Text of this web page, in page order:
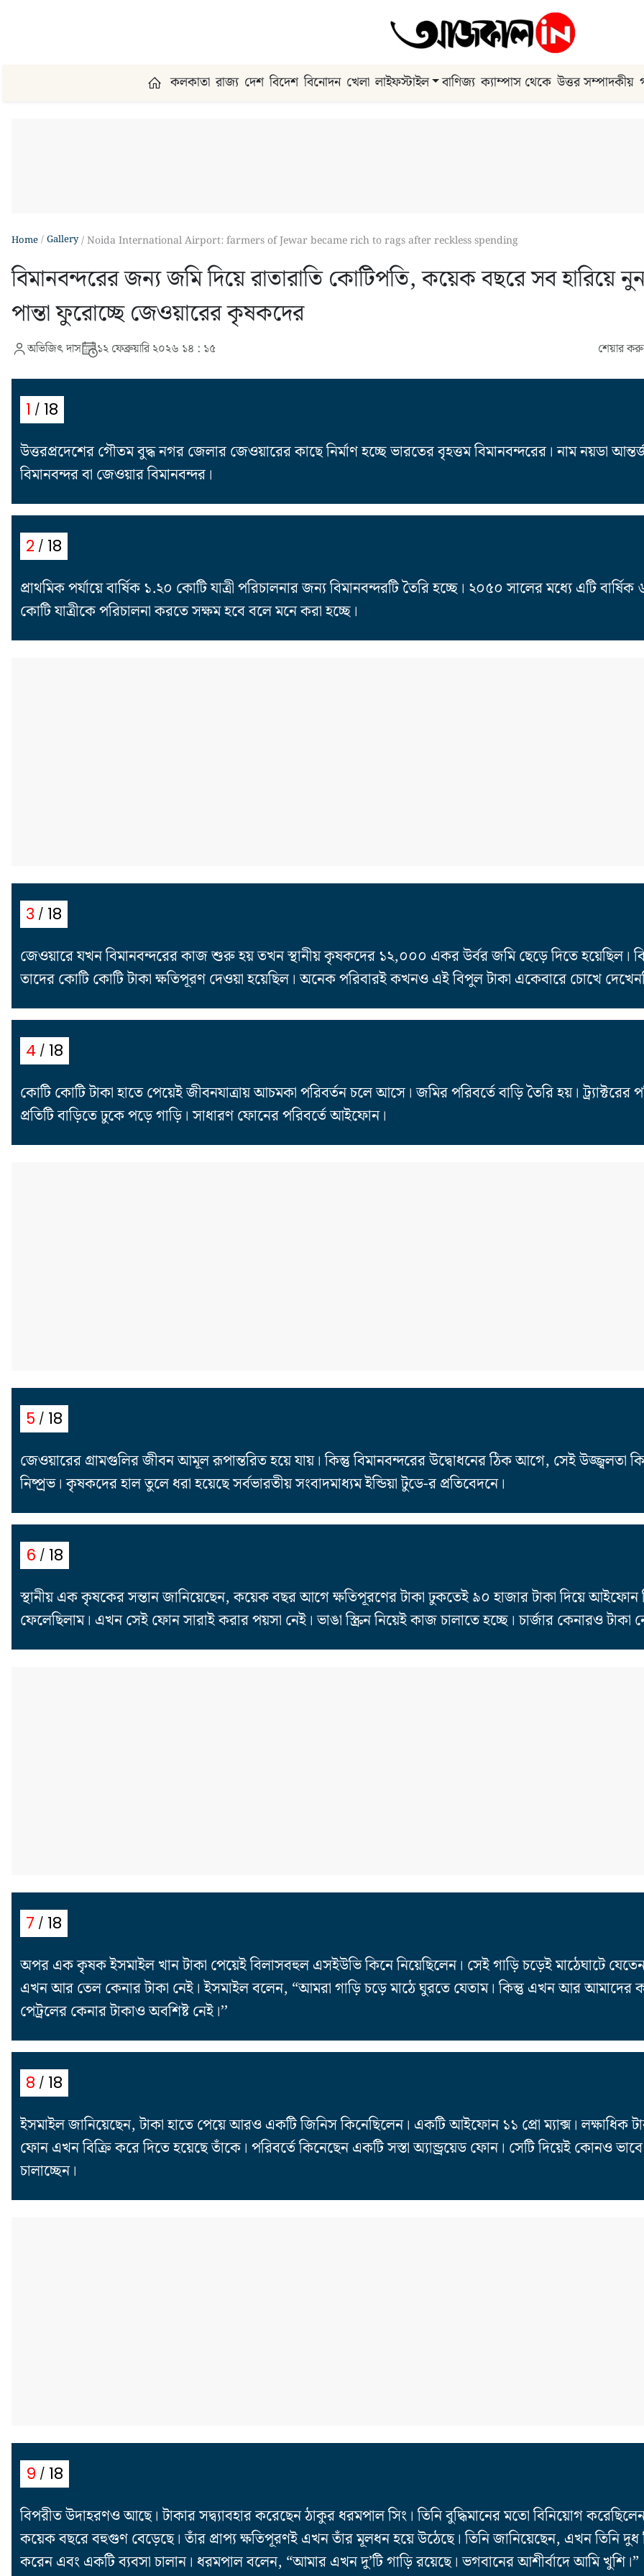
কলকাতা রাজ্য দেশ বিদেশ বিনোদন খেলা লাইফস্টাইল বাণিজ্য ক্যাম্পাস থেকে উত্তর সম্পাদকীয়
Home Gallery Noida International Airport: farmers of Jewar became rich to rags after reckless spending
বিমানবন্দরের জন্য জমি দিয়ে রাতারাতি কোটিপতি, কয়েক বছরে সব হারিয়ে
পান্তা ফুরোচ্ছে জেওয়ারের কৃষকদের
অভিজিৎ দাস ১২ ফেব্রুয়ারি ২০২৬ ১৪ : ১৫ শেয়ার
1 18
উত্তরপ্রদেশের গৌতম বুদ্ধ নগর জেলার জেওয়ারের কাছে নির্মাণ হচ্ছে ভারতের বৃহত্তম বিমানবন্দরের। নাম নয়ডা
বিমানবন্দর বা জেওয়ার বিমানবন্দর।
2 18
প্রাথমিক পর্যায়ে বার্ষিক ১.২০ কোটি যাত্রী পরিচালনার জন্য বিমানবন্দরটি তৈরি হচ্ছে। ২০৫০ সালের মধ্যে এটি
কোটি যাত্রীকে পরিচালনা করতে সক্ষম হবে বলে মনে করা হচ্ছে।
3 18
জেওয়ারে যখন বিমানবন্দরের কাজ শুরু হয় তখন স্থানীয় কৃষকদের ১২,০০০ একর উর্বর জমি ছেড়ে দিতে হয়েছিল।
তাদের কোটি কোটি টাকা ক্ষতিপূরণ দেওয়া হয়েছিল। অনেক পরিবারই কখনও এই বিপুল টাকা একেবারে চোখে
4 18
কোটি কোটি টাকা হাতে পেয়েই জীবনযাত্রায় আচমকা পরিবর্তন চলে আসে। জমির পরিবর্তে বাড়ি তৈরি হয়। ট্র্যাক্টরের
প্রতিটি বাড়িতে ঢুকে পড়ে গাড়ি। সাধারণ ফোনের পরিবর্তে আইফোন।
5 18
জেওয়ারের গ্রামগুলির জীবন আমূল রূপান্তরিত হয়ে যায়। কিন্তু বিমানবন্দরের উদ্বোধনের ঠিক আগে, সেই উজ্জ্বলতা
নিষ্প্রভ। কৃষকদের হাল তুলে ধরা হয়েছে সর্বভারতীয় সংবাদমাধ্যম ইন্ডিয়া টুডে-র প্রতিবেদনে।
6 18
স্থানীয় এক কৃষকের সন্তান জানিয়েছেন, কয়েক বছর আগে ক্ষতিপূরণের টাকা ঢুকতেই ৯০ হাজার টাকা দিয়ে আইফোন
ফেলেছিলাম। এখন সেই ফোন সারাই করার পয়সা নেই। ভাঙা স্ক্রিন নিয়েই কাজ চালাতে হচ্ছে। চার্জার কেনারও টাকা
7 18
অপর এক কৃষক ইসমাইল খান টাকা পেয়েই বিলাসবহুল এসইউভি কিনে নিয়েছিলেন। সেই গাড়ি চড়েই মাঠেঘাটে
এখন আর তেল কেনার টাকা নেই। ইসমাইল বলেন, “আমরা গাড়ি চড়ে মাঠে ঘুরতে যেতাম। কিন্তু এখন আর আমাদের
পেট্রলের কেনার টাকাও অবশিষ্ট নেই।’’
8 18
ইসমাইল জানিয়েছেন, টাকা হাতে পেয়ে আরও একটি জিনিস কিনেছিলেন। একটি আইফোন ১১ প্রো ম্যাক্স। লক্ষাধিক
ফোন এখন বিক্রি করে দিতে হয়েছে তাঁকে। পরিবর্তে কিনেছেন একটি সস্তা অ্যান্ড্রয়েড ফোন। সেটি দিয়েই কোনও
চালাচ্ছেন।
9 18
বিপরীত উদাহরণও আছে। টাকার সদ্ব্যাবহার করেছেন ঠাকুর ধরমপাল সিং। তিনি বুদ্ধিমানের মতো বিনিয়োগ
কয়েক বছরে বহুগুণ বেড়েছে। তাঁর প্রাপ্য ক্ষতিপূরণই এখন তাঁর মূলধন হয়ে উঠেছে। তিনি জানিয়েছেন, এখন তিনি দুধ
করেন এবং একটি ব্যবসা চালান। ধরমপাল বলেন, “আমার এখন দু’টি গাড়ি রয়েছে। ভগবানের আশীর্বাদে আমি খুশি।”